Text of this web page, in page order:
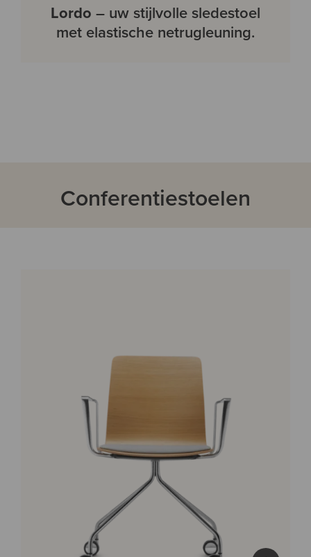
Lordo – uw stijlvolle sledestoel
met elastische netrugleuning.
Conferentiestoelen